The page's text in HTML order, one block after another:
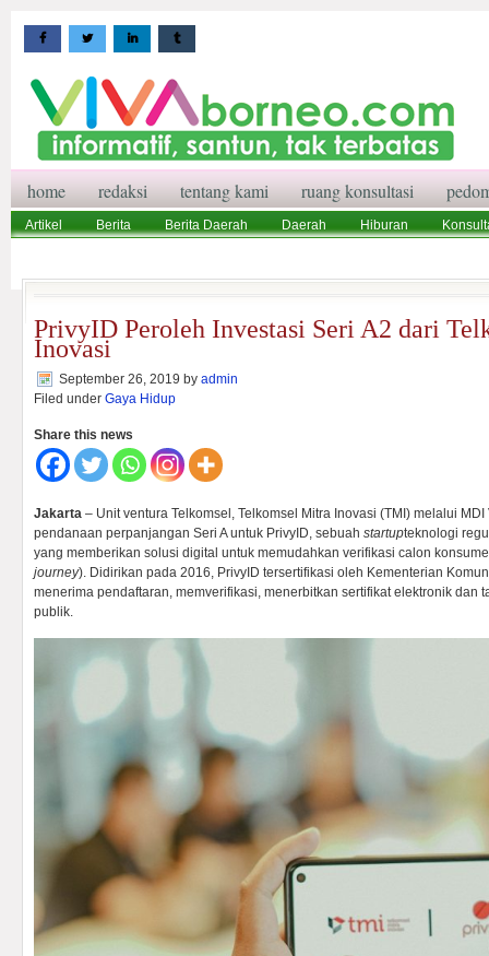
home redaksi tentang kami ruang konsultasi
Artikel Berita Berita Daerah Daerah Hiburan
PrivyID Peroleh Investasi Seri A2 dari
Inovasi
September 26, 2019 by admin
Filed under Gaya Hidup
Share this news
Jakarta – Unit ventura Telkomsel, Telkomsel Mitra Inovasi (TMI) melalui
pendanaan perpanjangan Seri A untuk PrivyID, sebuah startupteknologi
yang memberikan solusi digital untuk memudahkan verifikasi calon
journey). Didirikan pada 2016, PrivyID tersertifikasi oleh Kementerian
menerima pendaftaran, memverifikasi, menerbitkan sertifikat elektronik dan
publik.